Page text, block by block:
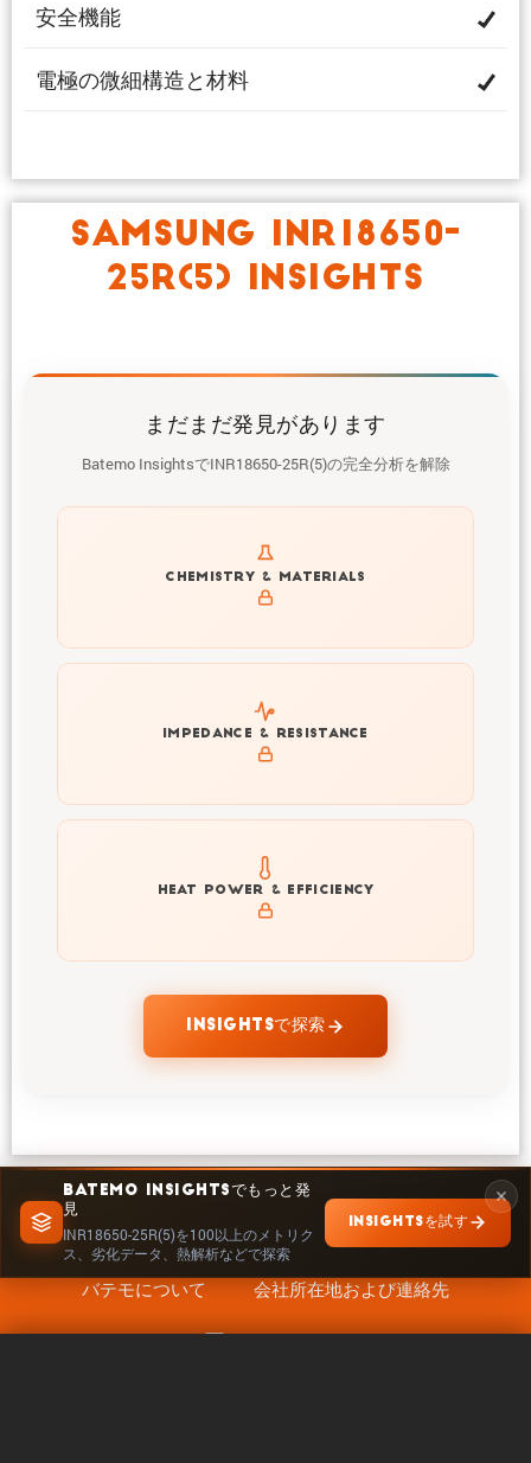
BATEMO INSIGHTSでもっと発
見
INR18650-25R(5)を100以上のメトリク
ス、劣化データ、熱解析などで探索
INSIGHTSを試す
安全機能
電極の微細構造と材料
SAMSUNG INR18650-
25R(5) INSIGHTS
まだまだ発見があります
Batemo InsightsでINR18650-25R(5)の完全分析を解除
CHEMISTRY & MATERIALS
Get to know active materials for the INR18650-25R(5)
IMPEDANCE & RESISTANCE
Explore impedance spectrum and DCIR (SOC, T) of
INR18650-25R(5)
HEAT POWER & EFFICIENCY
Explore heat generation and cell efficiency at different
temperatures and powers of INR18650-25R(5)
INSIGHTSで探索
バテモについて 会社所在地および連絡先